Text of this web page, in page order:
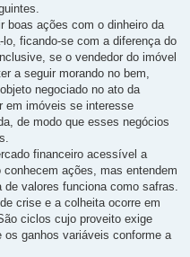
boas ações com o dinheiro da
ficando-se com a diferença do
se o vendedor do imóvel
a seguir morando no bem,
negociado no ato da
em imóveis se interesse
de modo que esses negócios
financeiro acessível a
ações, mas entendem
valores funciona como safras.
crise e a colheita ocorre em
ciclos cujo proveito exige
ganhos variáveis conforme a